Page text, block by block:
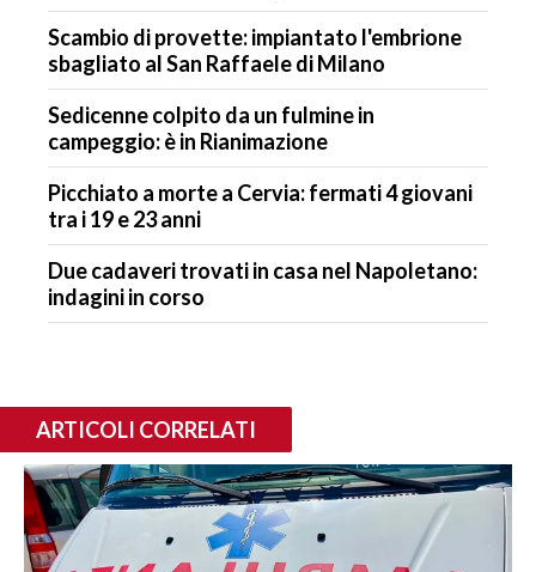
Scambio di provette: impiantato l'embrione
sbagliato al San Raffaele di Milano
Sedicenne colpito da un fulmine in
campeggio: è in Rianimazione
Picchiato a morte a Cervia: fermati 4 giovani
tra i 19 e 23 anni
Due cadaveri trovati in casa nel Napoletano:
indagini in corso
ARTICOLI CORRELATI